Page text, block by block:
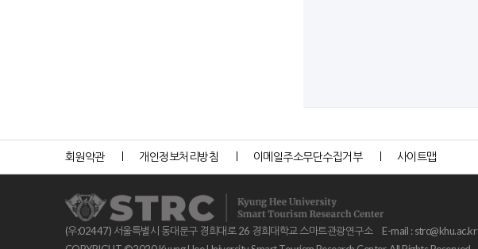
회원약관 개인정보처리방침 이메일주소무단수집거부 사이트맵
(우:02447) 서울특별시 동대문구 경희대로 26 경희대학교 스마트관광연구소 E-mail :strc@khu.ac.kr